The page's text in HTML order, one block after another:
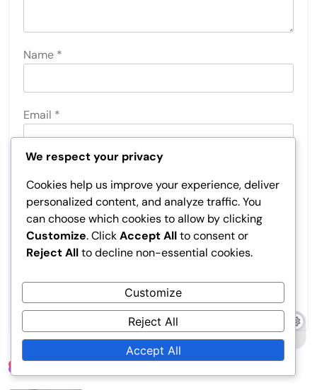
Name *
Email *
Save my name, email, and website in this browser
for the next time I comment.
Related News
We respect your privacy
Cookies help us improve your experience, deliver
personalized content, and analyze traffic. You
can choose which cookies to allow by clicking
Customize. ClickAccept Allto consent or
Reject Allto decline non-essential cookies.
Customize
Reject All
Accept All